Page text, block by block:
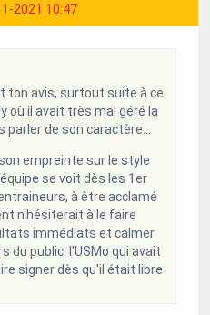
2021 10:47
ton avis, surtout suite à ce
où il avait très mal géré la
de son caractère...
empreinte sur le style
se voit dès les 1er
à être acclamé
n'hésiterait à le faire
immédiats et calmer
du public. l'USMo qui avait
signer dès qu'il était libre